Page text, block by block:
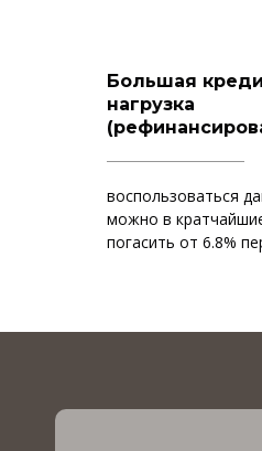
Большая
нагрузка
воспользоваться
можно в
погасить от 6.8%